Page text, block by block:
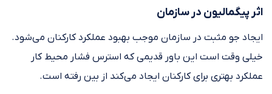
اثر پیگمالیون در سازمان
ایجاد جو مثبت در سازمان موجب بهبود عملکرد کارکنان می‌شود.
خیلی وقت است این باور قدیمی که استرس فشار محیط کار
عملکرد بهتری برای کارکنان ایجاد می‌کند از بین رفته است.